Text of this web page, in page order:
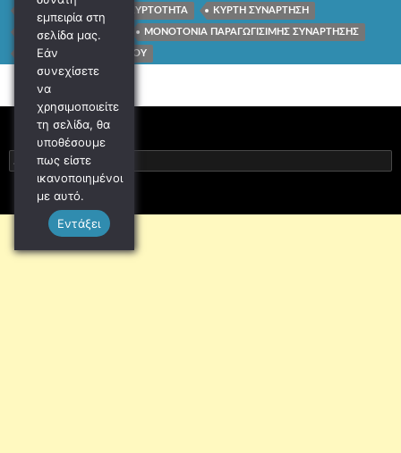
ΣΥΝΟΛΟ ΤΙΜΩΝ ΚΥΡΤΟΤΗΤΑ ΚΥΡΤΗ ΣΥΝΑΡΤΗΣΗ
ΚΟΙΛΗ ΣΥΝΑΡΤΗΣΗ ΜΟΝΟΤΟΝΙΑ ΠΑΡΑΓΩΓΙΣΙΜΗΣ ΣΥΝΑΡΤΗΣΗΣ
ΜΑΘΗΜΑΤΙΚΑ Γ ΛΥΚΕΙΟΥ
Αναζήτηση
για:
εμπειρία στη
σελίδα μας.
Εάν
συνεχίσετε
να
χρησιμοποιείτε
τη σελίδα, θα
υποθέσουμε
πως είστε
ικανοποιημένοι
με αυτό.
Εντάξει